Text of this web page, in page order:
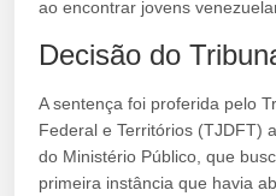
ao encontrar jovens
Decisão do
A sentença foi proferida pelo
Federal e Territórios (TJDFT)
do Ministério Público, que
primeira instância que havia